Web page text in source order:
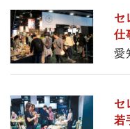
セ
仕
愛
セ
若